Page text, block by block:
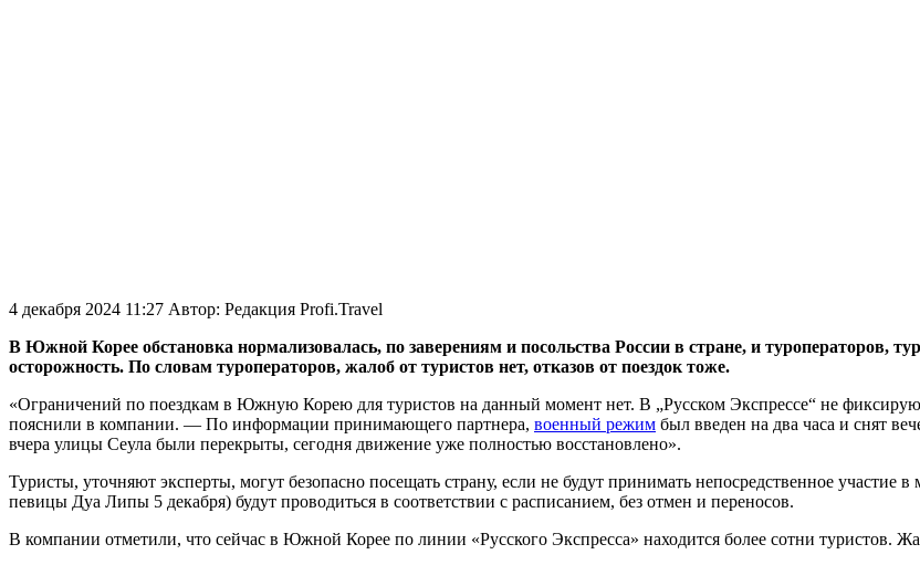
4 декабря 2024 11:27 Автор: Редакция Profi.Travel
В Южной Корее обстановка нормализовалась, по заверениям и посольства России в стране, и туроператоров,
осторожность. По словам туроператоров, жалоб от туристов нет, отказов от поездок тоже.
«Ограничений по поездкам в Южную Корею для туристов на данный момент нет. В „Русском Экспрессе“ не
пояснили в компании. — По информации принимающего партнера, военный режим был введен на два часа и снят
вчера улицы Сеула были перекрыты, сегодня движение уже полностью восстановлено».
Туристы, уточняют эксперты, могут безопасно посещать страну, если не будут принимать непосредственное
певицы Дуа Липы 5 декабря) будут проводиться в соответствии с расписанием, без отмен и переносов.
В компании отметили, что сейчас в Южной Корее по линии «Русского Экспресса» находится более сотни туристов.